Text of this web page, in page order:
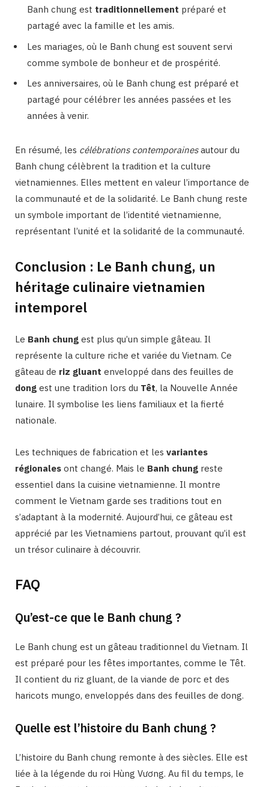
Banh chung est traditionnellement préparé et
partagé avec la famille et les amis.
Les mariages, où le Banh chung est souvent servi
comme symbole de bonheur et de prospérité.
Les anniversaires, où le Banh chung est préparé et
partagé pour célébrer les années passées et les
années à venir.
En résumé, les célébrations contemporainesautour du
Banh chung célèbrent la tradition et la culture
vietnamiennes. Elles mettent en valeur l’importance de
la communauté et de la solidarité. Le Banh chung reste
un symbole important de l’identité vietnamienne,
représentant l’unité et la solidarité de la communauté.
Conclusion : Le Banh chung, un
héritage culinaire vietnamien
intemporel
Le Banh chung est plus qu’un simple gâteau. Il
représente la culture riche et variée du Vietnam. Ce
gâteau de riz gluant enveloppé dans des feuilles de
dong est une tradition lors du Têt, la Nouvelle Année
lunaire. Il symbolise les liens familiaux et la fierté
nationale.
Les techniques de fabrication et les variantes
régionales ont changé. Mais le Banh chung reste
essentiel dans la cuisine vietnamienne. Il montre
comment le Vietnam garde ses traditions tout en
s’adaptant à la modernité. Aujourd’hui, ce gâteau est
apprécié par les Vietnamiens partout, prouvant qu’il est
un trésor culinaire à découvrir.
FAQ
Qu’est-ce que le Banh chung ?
Le Banh chung est un gâteau traditionnel du Vietnam. Il
est préparé pour les fêtes importantes, comme le Têt.
Il contient du riz gluant, de la viande de porc et des
haricots mungo, enveloppés dans des feuilles de dong.
Quelle est l’histoire du Banh chung ?
L’histoire du Banh chung remonte à des siècles. Elle est
liée à la légende du roi Hùng Vương. Au fil du temps, le